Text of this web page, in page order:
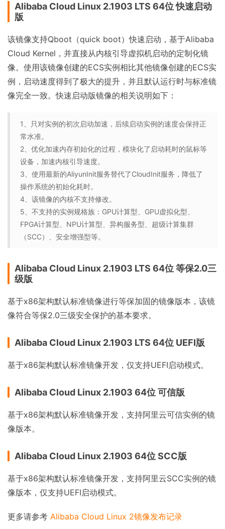
Alibaba Cloud Linux 2.1903 LTS 64位 快速启动
版
该镜像支持Qboot（quick boot）快速启动，基于Alibaba
Cloud Kernel，并直接从内核引导虚拟机启动的定制化镜
像。使用该镜像创建的ECS实例相比其他镜像创建的ECS实
例，启动速度得到了极大的提升，并且默认运行时与标准镜
像完全一致。快速启动版镜像的相关说明如下：
1、只对实例的初次启动加速，后续启动实例的速度会保持正
常水准。
2、优化加速内存初始化的过程，模块化了启动耗时的鼠标等
设备，加速内核引导速度。
3、使用最新的AliyunInit服务替代了CloudInit服务，降低了
操作系统的初始化耗时。
4、该镜像的内核不支持修改。
5、不支持的实例规格族：GPU计算型、GPU虚拟化型、
FPGA计算型、NPU计算型、异构服务型、超级计算集群
（SCC）、安全增强型等。
Alibaba Cloud Linux 2.1903 LTS 64位 等保2.0三
级版
基于x86架构默认标准镜像进行等保加固的镜像版本，该镜
像符合等保2.0三级安全保护的基本要求。
Alibaba Cloud Linux 2.1903 LTS 64位 UEFI版
基于x86架构默认标准镜像开发，仅支持UEFI启动模式。
Alibaba Cloud Linux 2.1903 64位 可信版
基于x86架构默认标准镜像开发，支持阿里云可信实例的镜
像版本。
Alibaba Cloud Linux 2.1903 64位 SCC版
基于x86架构默认标准镜像开发，支持阿里云SCC实例的镜
像版本，仅支持UEFI启动模式。
更多请参考 Alibaba Cloud Linux 2镜像发布记录